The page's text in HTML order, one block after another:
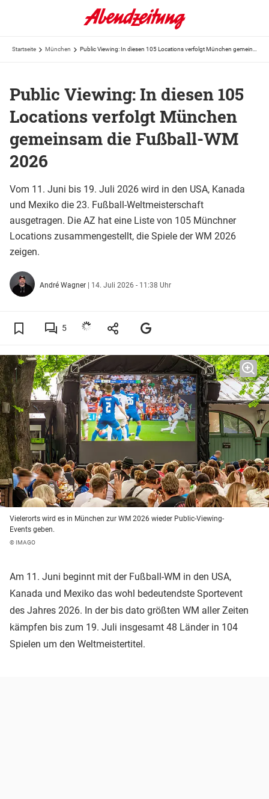
Startseite München
Public Viewing: In diesen 105
Locations verfolgt München
gemeinsam die Fußball-WM
2026
Vom 11. Juni bis 19. Juli 2026 wird in den USA, Kanada
und Mexiko die 23. Fußball-Weltmeisterschaft
ausgetragen. Die AZ hat eine Liste von 105 Münchner
Locations zusammengestellt, die Spiele der WM 2026
zeigen.
André Wagner | 14. Juli 2026 - 11:38 Uhr
5
Vielerorts wird es in München zur WM 2026 wieder Public-Viewing-
Events geben.
© IMAGO
Am 11. Juni beginnt mit der Fußball-WM in den USA,
Kanada und Mexiko das wohl bedeutendste Sportevent
des Jahres 2026. In der bis dato größten WM aller Zeiten
kämpfen bis zum 19. Juli insgesamt 48 Länder in 104
Spielen um den Weltmeistertitel.